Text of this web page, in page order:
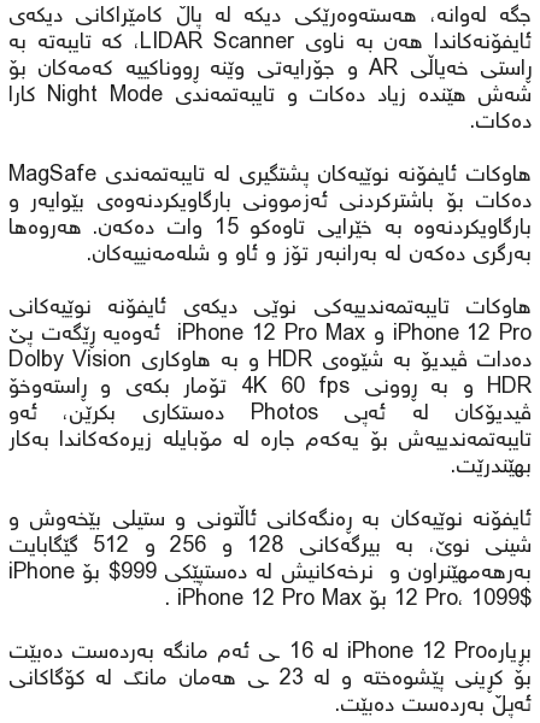
جگە لەوانە، هەستەوەرێکی دیکە لە پاڵ کامێراکانی دیکەی
ئایفۆنەکاندا هەن بە ناوی LIDAR Scanner، کە تایبەتە بە
ڕاستی خەیاڵی AR و جۆرایەتی وێنە ڕووناکییە کەمەکان بۆ
شەش هێندە زیاد دەکات و تایبەتمەندی Night Mode کارا
دەکات.
هاوکات ئایفۆنە نوێیەکان پشتگیری لە تایبەتمەندی MagSafe
دەکات بۆ باشترکردنی ئەزموونی بارگاویکردنەوەی بێوایەر و
بارگاویکردنەوە بە خێرایی تاوەکو 15 وات دەکەن. هەروەها
بەرگری دەکەن لە بەرانبەر تۆز و ئاو و شلەمەنییەکان.
هاوکات تایبەتمەندییەکی نوێی دیکەی ئایفۆنە نوێیەکانی
iPhone 12 Pro و iPhone 12 Pro Max ئەوەیە ڕێگەت پێ
دەدات ڤیدیۆ بە شێوەی HDR و بە هاوکاری Dolby Vision
HDR و بە ڕوونی 4K 60 fps تۆمار بکەی و ڕاستەوخۆ
ڤیدیۆکان لە ئەپی Photos دەستکاری بکرێن، ئەو
تایبەتمەندییەش بۆ یەکەم جارە لە مۆبایلە زیرەکەکاندا بەکار
بهێندرێت.
ئایفۆنە نوێیەکان بە ڕەنگەکانی ئاڵتونی و ستیلی بێخەوش و
شینی نوێ، بە بیرگەکانی 128 و 256 و 512 گێگابایت
بەرهەمهێنراون و نرخەکانیش لە دەستپێکی 999$ بۆ iPhone
12 Pro، 1099$ بۆ iPhone 12 Pro Max .
بڕیارەiPhone 12 Pro لە 16 ـی ئەم مانگە بەردەست دەبێت
بۆ کڕینی پێشوەختە و لە 23 ـی هەمان مانگ لە کۆگاکانی
ئەپڵ بەردەست دەبێت.